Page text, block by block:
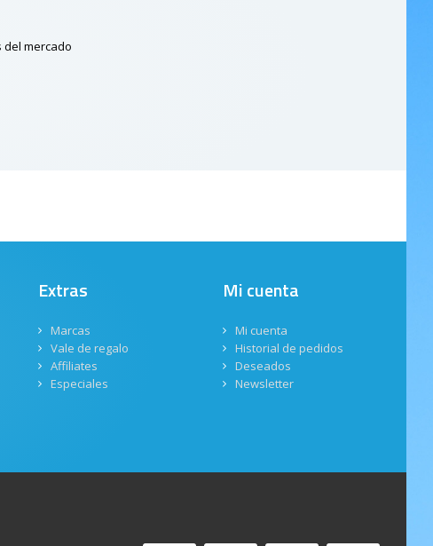
del mercado
Extras
Marcas
Vale de regalo
Affiliates
Especiales
Mi cuenta
Mi cuenta
Historial de pedidos
Deseados
Newsletter